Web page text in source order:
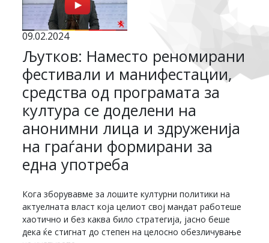
09.02.2024
Љутков: Наместо реномирани
фестивали и манифестации,
средства од програмата за
култура се доделени на
анонимни лица и здруженија
на граѓани формирани за
една употреба
Кога зборувавме за лошите културни политики на
актуелната власт која целиот свој мандат работеше
хаотично и без каква било стратегија, јасно беше
дека ќе стигнат до степен на целосно обезличување